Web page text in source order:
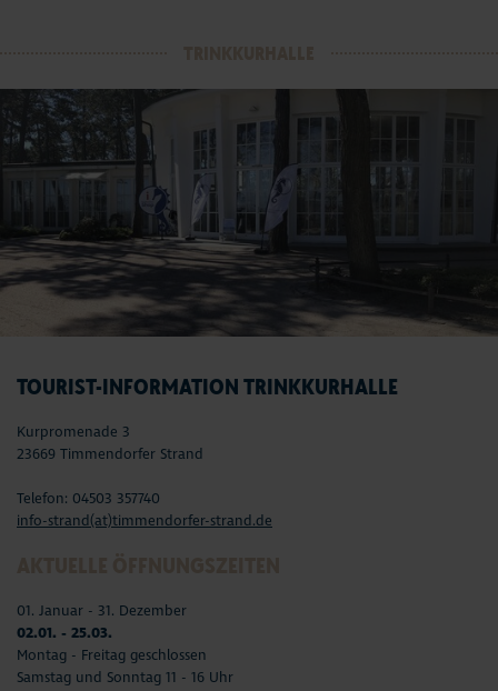
TOURIST-INFORMATION TRINKKURHALLE
Kurpromenade 3
23669 Timmendorfer Strand
Telefon: 04503 357740
info-strand(at)timmendorfer-strand.de
01. Januar - 31. Dezember
02.01. - 25.03.
Montag - Freitag geschlossen
Samstag und Sonntag 11 - 16 Uhr